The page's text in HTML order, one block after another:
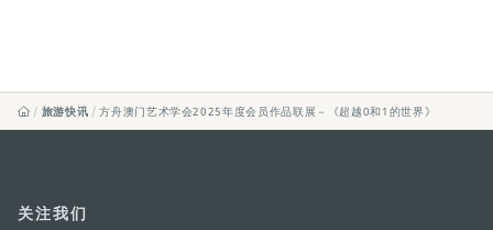
旅游快讯 方舟澳门艺术学会2025年度会员作品联展－《超越0和1的世界》
关注我们